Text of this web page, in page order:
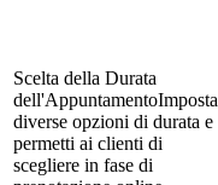
Scelta della Durata
dell'AppuntamentoImposta
diverse opzioni di durata e
permetti ai clienti di
scegliere in fase di